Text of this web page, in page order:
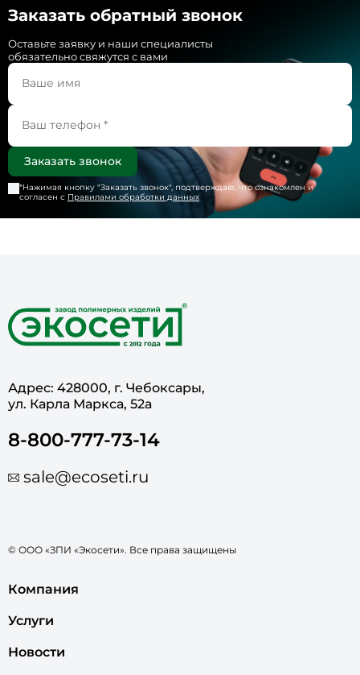
Заказать обратный звонок
Оставьте заявку и наши специалисты
обязательно свяжутся с вами
*Нажимая кнопку "Заказать звонок", подтверждаю, что ознакомлен и
согласен с Правилами обработки данных
Адрес: 428000, г. Чебоксары,
ул. Карла Маркса, 52а
8-800-777-73-14
sale@ecoseti.ru
© ООО «ЗПИ «Экосети». Все права защищены
Компания
Услуги
Новости